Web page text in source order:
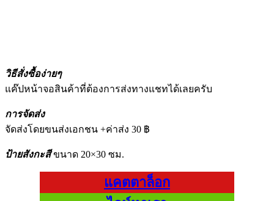
วิธีสั่งซื้อง่ายๆ
แค๊ปหน้าจอสินค้าที่ต้องการส่งทางแชทได้เลยครับ
การจัดส่ง
จัดส่งโดยขนส่งเอกชน +ค่าส่ง 30 ฿
ป้ายสังกะสีขนาด 20×30 ซม.
แคตตาล็อก